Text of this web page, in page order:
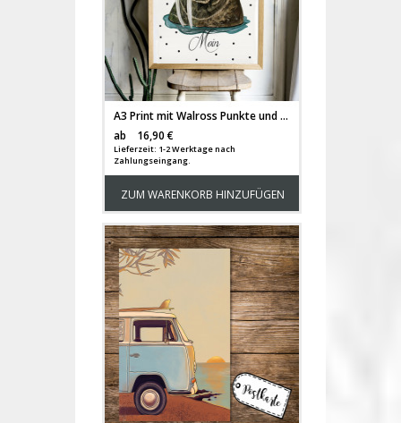
A3 Print mit Walross Punkte und Spruch Moin Poster Kapitän Plakat Motto Zitat p126
ab
16,90 €
Lieferzeit: 1-2 Werktage nach
Zahlungseingang.
ZUM WARENKORB HINZUFÜGEN